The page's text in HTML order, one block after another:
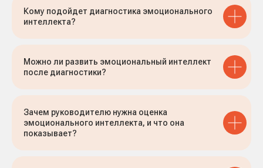
Кому подойдет диагностика эмоционального
интеллекта?
Можно ли развить эмоциональный интеллект
после диагностики?
Зачем руководителю нужна оценка
эмоционального интеллекта, и что она
показывает?